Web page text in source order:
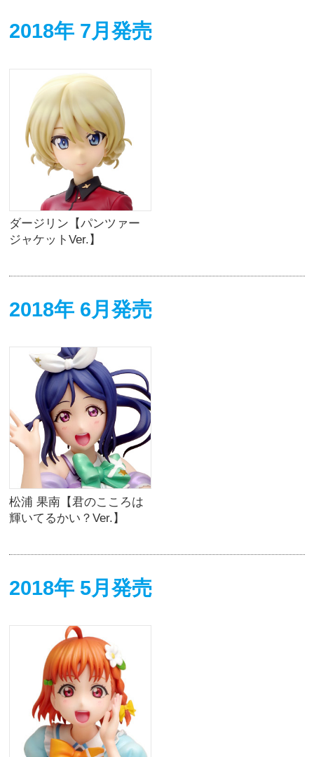
2018年 7月発売
ダージリン【パンツァー
ジャケットVer.】
2018年 6月発売
松浦 果南【君のこころは
輝いてるかい？Ver.】
2018年 5月発売